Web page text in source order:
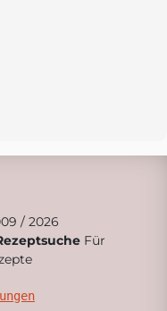
/ 2026
Für